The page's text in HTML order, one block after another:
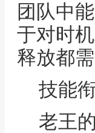
团队中
于对时
释放都
技能
老王